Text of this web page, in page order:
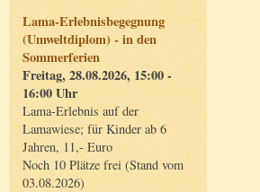
Lama-Erlebnisbegegnung
(Umweltdiplom) - in den
Sommerferien
Freitag, 28.08.2026, 15:00 -
16:00 Uhr
Lama-Erlebnis auf der
Lamawiese; für Kinder ab 6
Jahren, 11,- Euro
Noch 10 Plätze frei (Stand vom
03.08.2026)